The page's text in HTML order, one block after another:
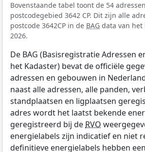
Bovenstaande tabel toont de 54
postcodegebied 3642 CP. Dit zijn alle
postcode 3642CP in de BAG data van het
2026.
De BAG (Basisregistratie Adressen
het Kadaster) bevat de officiële
adressen en gebouwen in
naast alle adressen, alle panden,
standplaatsen en ligplaatsen
adres wordt het laatst bekende
geregistreerd bij de RVO
energielabels zijn indicatief en niet
definitieve energielabels hebben